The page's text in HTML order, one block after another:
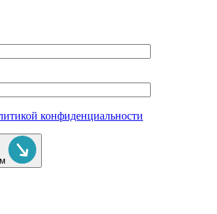
конфиденциальности